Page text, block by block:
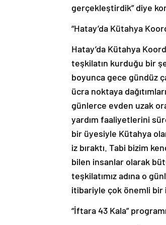
gerçekleştirdik” diye
“Hatay’da Kütahya
Hatay’da Kütahya
teşkilatın kurduğu bir
boyunca gece gündüz
ücra noktaya
günlerce evden uzak
yardım faaliyetlerini
bir üyesiyle Kütahya
iz bıraktı. Tabi bizim
bilen insanlar olarak
teşkilatımız adına o
itibariyle çok önemli bir
“İftara 43 Kala”